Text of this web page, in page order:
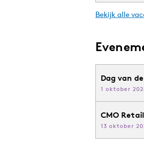
Bekijk alle
Dag van
1 oktober
CMO Retail
13 oktober